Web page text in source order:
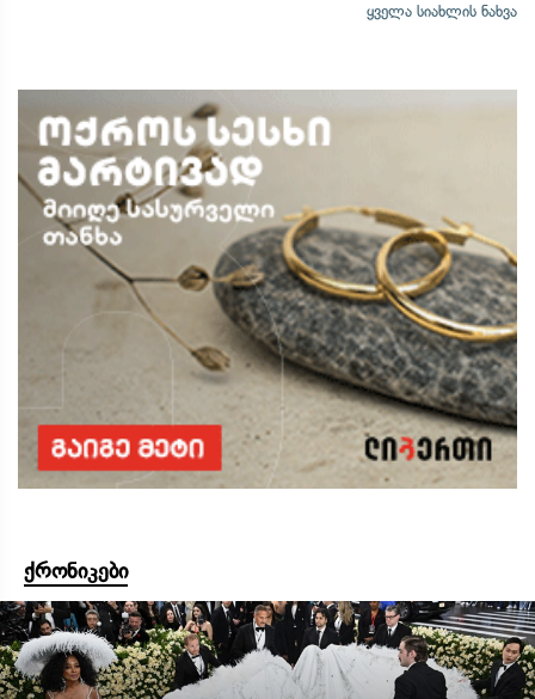
ყველა სიახლის ნახვა
ქრონიკები